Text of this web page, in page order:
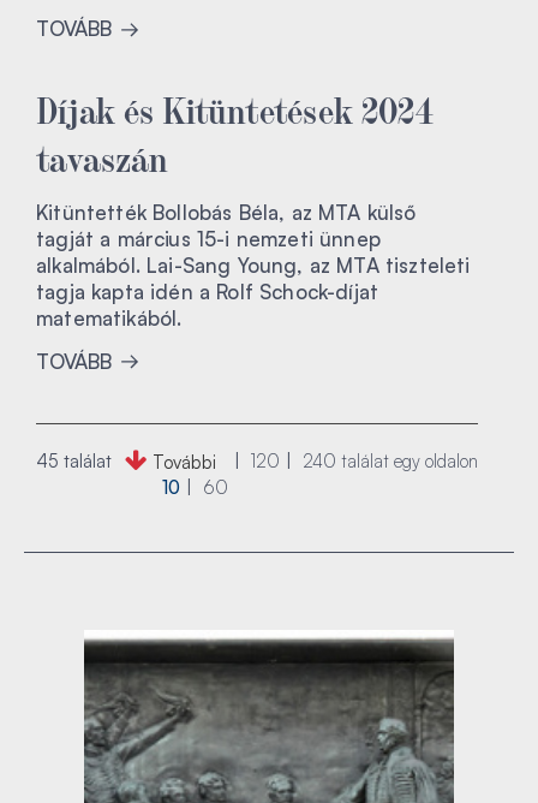
TOVÁBB
Díjak és Kitüntetések 2024
tavaszán
Kitüntették Bollobás Béla, az MTA külső
tagját a március 15-i nemzeti ünnep
alkalmából. Lai-Sang Young, az MTA tiszteleti
tagja kapta idén a Rolf Schock-díjat
matematikából.
TOVÁBB
45 találat További 240 találat egy oldalon
120
60
10